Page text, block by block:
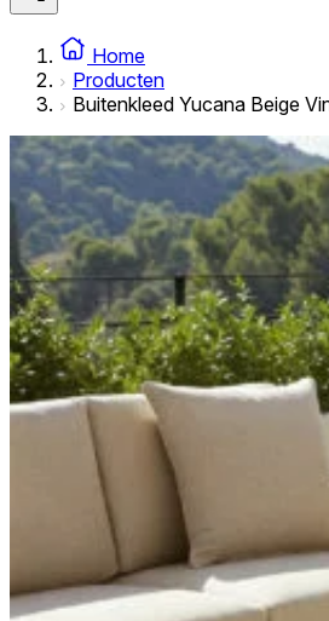
Home
Producten
Buitenkleed Yucana Beige
interessant zijn voor de
Niet-geclassificeerde